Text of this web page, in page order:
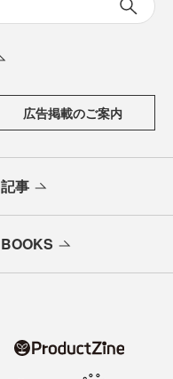
広告掲載のご案内
記事
BOOKS